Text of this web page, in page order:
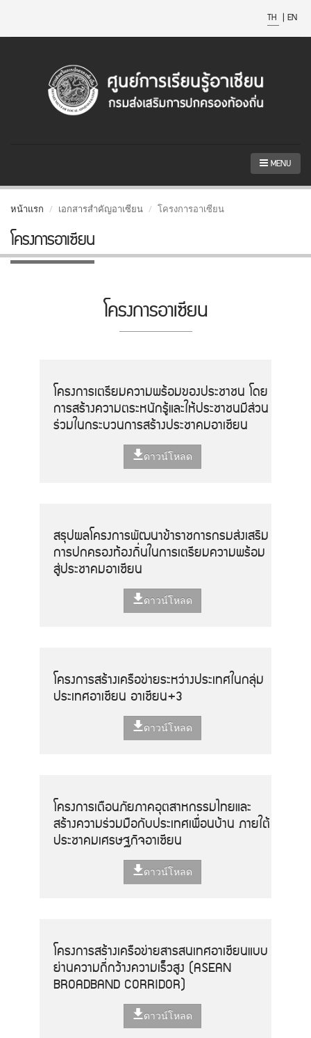
TH | EN
MENU
หน้าแรก เอกสารสำคัญอาเซียน โครงการอาเซียน
โครงการอาเซียน
โครงการอาเซียน
โครงการเตรียมความพร้อมของประชาชน โดย
การสร้างความตระหนักรู้และให้ประชาชนมีส่วน
ร่วมในกระบวนการสร้างประชาคมอาเซียน
ดาวน์โหลด
สรุปผลโครงการพัฒนาข้าราชการกรมส่งเสริม
การปกครองท้องถิ่นในการเตรียมความพร้อม
สู่ประชาคมอาเซียน
ดาวน์โหลด
โครงการสร้างเครือข่ายระหว่างประเทศในกลุ่ม
ประเทศอาเซียน อาเซียน+3
ดาวน์โหลด
โครงการเตือนภัยภาคอุตสาหกรรมไทยและ
สร้างความร่วมมือกับประเทศเพื่อนบ้าน ภายใต้
ประชาคมเศรษฐกิจอาเซียน
ดาวน์โหลด
โครงการสร้างเครือข่ายสารสนเทศอาเซียนแบบ
ย่านความถี่กว้างความเร็วสูง (ASEAN
BROADBAND CORRIDOR)
ดาวน์โหลด